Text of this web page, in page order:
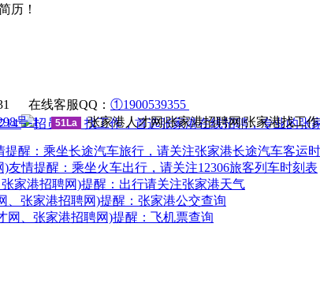
历！
在线客服QQ： ①1900539355
号-1 51La 张家港人才网|张家港招聘网|张家港找工